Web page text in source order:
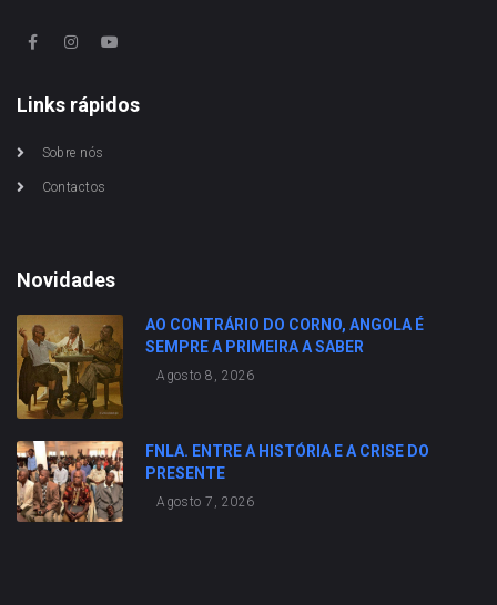
Links rápidos
Sobre nós
Contactos
Novidades
AO CONTRÁRIO DO CORNO, ANGOLA É
SEMPRE A PRIMEIRA A SABER
Agosto 8, 2026
FNLA. ENTRE A HISTÓRIA E A CRISE DO
PRESENTE
Agosto 7, 2026